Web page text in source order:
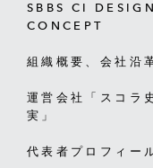
SBBS CI DESIGN
CONCEPT
組織概要、会社沿
運営会社「スコラ
実」
代表者プロフィー